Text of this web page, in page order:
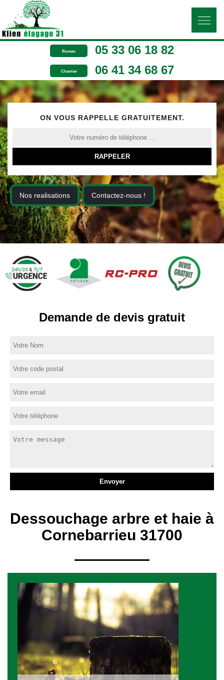
Bureau 05 33 06 18 82
Chantier 06 41 34 68 67
ON VOUS RAPPELLE GRATUITEMENT.
Nos realisations Contactez-nous !
Demande de devis gratuit
Dessouchage arbre et haie à
Cornebarrieu 31700